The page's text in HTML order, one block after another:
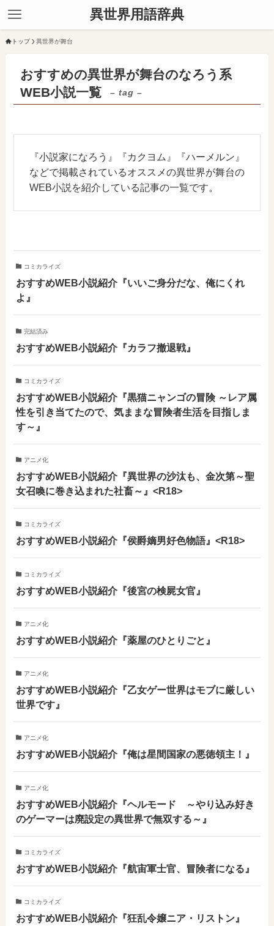
異世界用語辞典
トップ 異世界が舞台
おすすめの異世界が舞台のなろう系
WEB小説一覧
– tag –
『小説家になろう』『カクヨム』『ハーメルン』
などで掲載されているオススメの異世界が舞台の
WEB小説を紹介している記事の一覧です。
コミカライズ
おすすめWEB小説紹介『いいご身分だな、俺にくれ
よ』
完結済み
おすすめWEB小説紹介『カラフ撤退戦』
コミカライズ
おすすめWEB小説紹介『黒猫ニャンゴの冒険 ～レア属
性を引き当てたので、気ままな冒険者生活を目指しま
す～』
アニメ化
おすすめWEB小説紹介『異世界の沙汰も、金次第～聖
女召喚に巻き込まれた社畜～』<R18>
コミカライズ
おすすめWEB小説紹介『侯爵嫡男好色物語』<R18>
コミカライズ
おすすめWEB小説紹介『後宮の検屍女官』
アニメ化
おすすめWEB小説紹介『薬屋のひとりごと』
アニメ化
おすすめWEB小説紹介『乙女ゲー世界はモブに厳しい
世界です』
アニメ化
おすすめWEB小説紹介『俺は星間国家の悪徳領主！』
アニメ化
おすすめWEB小説紹介『ヘルモード ～やり込み好き
のゲーマーは廃設定の異世界で無双する～』
コミカライズ
おすすめWEB小説紹介『航宙軍士官、冒険者になる』
コミカライズ
おすすめWEB小説紹介『狂乱令嬢ニア・リストン』